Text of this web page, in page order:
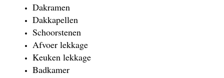
Dakramen
Dakkapellen
Schoorstenen
Afvoer lekkage
Keuken lekkage
Badkamer